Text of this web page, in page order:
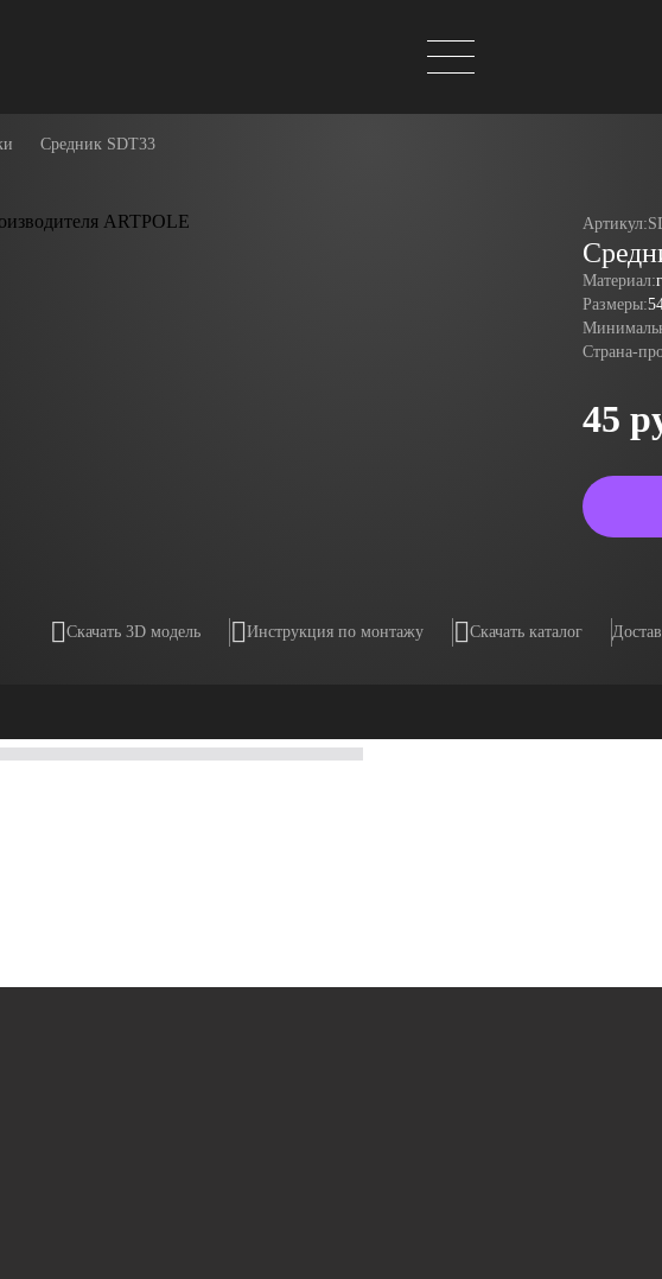
Средник SDT33
Артикул:
Материал:
Размеры:
Страна-
45
Скачать 3D модель Инструкция по монтажу Скачать каталог